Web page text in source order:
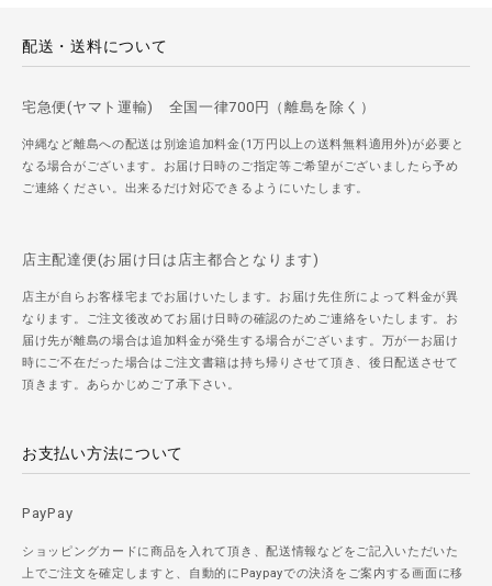
配送・送料について
宅急便(ヤマト運輸) 全国一律700円（離島を除く）
沖縄など離島への配送は別途追加料金(1万円以上の送料無料適用外)が必要と
なる場合がございます。お届け日時のご指定等ご希望がございましたら予め
ご連絡ください。出来るだけ対応できるようにいたします。
店主配達便(お届け日は店主都合となります)
店主が自らお客様宅までお届けいたします。お届け先住所によって料金が異
なります。ご注文後改めてお届け日時の確認のためご連絡をいたします。お
届け先が離島の場合は追加料金が発生する場合がございます。万が一お届け
時にご不在だった場合はご注文書籍は持ち帰りさせて頂き、後日配送させて
頂きます。あらかじめご了承下さい。
お支払い方法について
PayPay
ショッピングカードに商品を入れて頂き、配送情報などをご記入いただいた
上でご注文を確定しますと、自動的にPaypayでの決済をご案内する画面に移